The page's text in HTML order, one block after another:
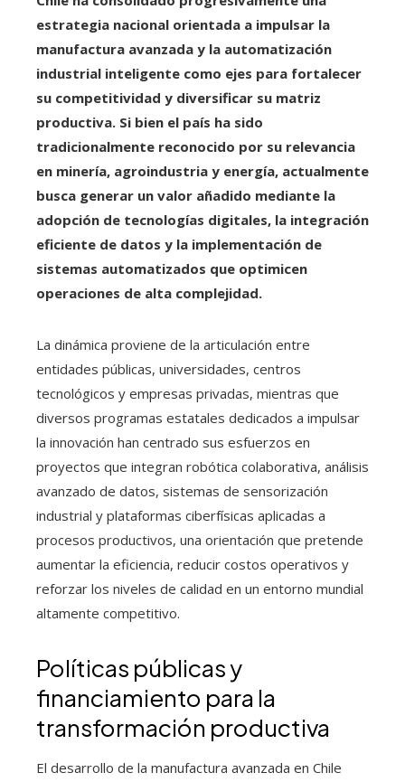
estrategia nacional orientada a impulsar la
manufactura avanzada y la automatización
industrial inteligente como ejes para fortalecer
su competitividad y diversificar su matriz
productiva. Si bien el país ha sido
tradicionalmente reconocido por su relevancia
en minería, agroindustria y energía, actualmente
busca generar un valor añadido mediante la
adopción de tecnologías digitales, la integración
eficiente de datos y la implementación de
sistemas automatizados que optimicen
operaciones de alta complejidad.
La dinámica proviene de la articulación entre
entidades públicas, universidades, centros
tecnológicos y empresas privadas, mientras que
diversos programas estatales dedicados a impulsar
la innovación han centrado sus esfuerzos en
proyectos que integran robótica colaborativa, análisis
avanzado de datos, sistemas de sensorización
industrial y plataformas ciberfísicas aplicadas a
procesos productivos, una orientación que pretende
aumentar la eficiencia, reducir costos operativos y
reforzar los niveles de calidad en un entorno mundial
altamente competitivo.
Políticas públicas y
financiamiento para la
transformación productiva
El desarrollo de la manufactura avanzada en Chile